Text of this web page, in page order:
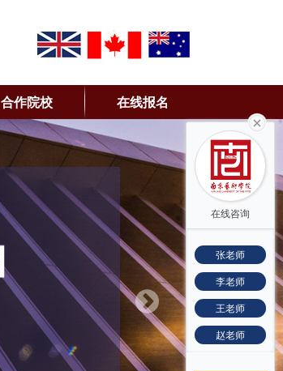
合作院校 在线报名
在线咨询
张老师
李老师
王老师
赵老师